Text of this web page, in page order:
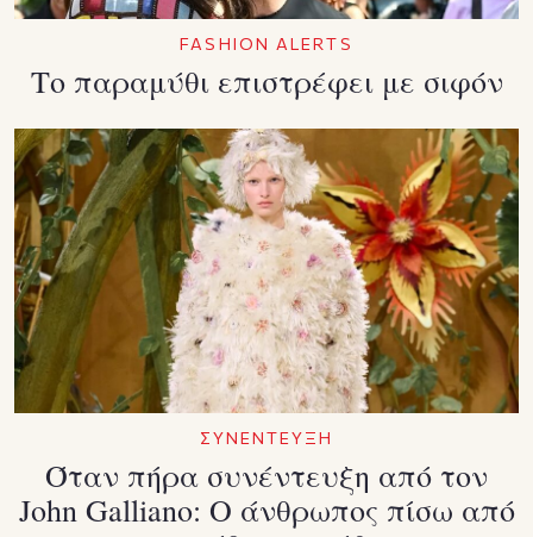
FASHION ALERTS
Το παραμύθι επιστρέφει με σιφόν
ΣΥΝΕΝΤΕΥΞΗ
Όταν πήρα συνέντευξη από τον
John Galliano: Ο άνθρωπος πίσω από